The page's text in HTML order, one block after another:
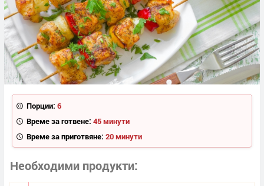
Порции: 6
Време за готвене: 45 минути
Време за приготвяне: 20 минути
Необходими продукти